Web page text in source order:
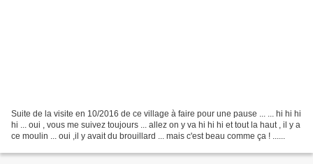
Suite de la visite en 10/2016 de ce village à faire pour une pause ... ... hi hi hi
hi ... oui , vous me suivez toujours ... allez on y va hi hi hi et tout la haut , il y a
ce moulin ... oui ,il y avait du brouillard ... mais c'est beau comme ça ! ......